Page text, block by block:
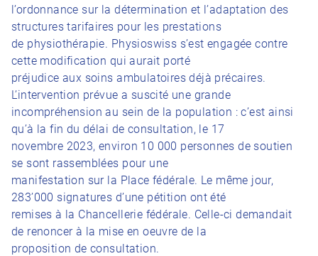
l’ordonnance sur la détermination et l’adaptation des
structures tarifaires pour les prestations
de physiothérapie. Physioswiss s’est engagée contre
cette modification qui aurait porté
préjudice aux soins ambulatoires déjà précaires.
L’intervention prévue a suscité une grande
incompréhension au sein de la population : c’est ainsi
qu’à la fin du délai de consultation, le 17
novembre 2023, environ 10 000 personnes de soutien
se sont rassemblées pour une
manifestation sur la Place fédérale. Le même jour,
283’000 signatures d’une pétition ont été
remises à la Chancellerie fédérale. Celle-ci demandait
de renoncer à la mise en oeuvre de la
proposition de consultation.